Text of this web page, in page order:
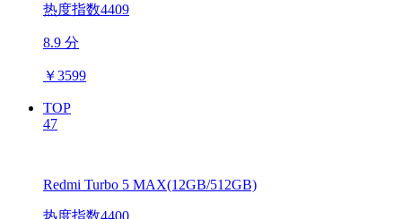
热度指数4409
8.9 分
￥3599
TOP
47
Redmi Turbo 5 MAX(12GB/512GB)
热度指数4400